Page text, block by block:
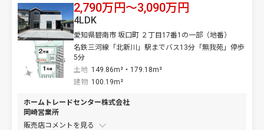
2,790万円〜3,090万円
愛知県碧南市 坂口町 ２丁目17番1の一部（地番）
名鉄三河線「北新川」駅までバス13分「無我苑」停歩
5分
土地 149.86m²・179.18m²
4LDK
建物 100.19m²
ホームトレードセンター株式会社
岡崎営業所
販売店コメントを